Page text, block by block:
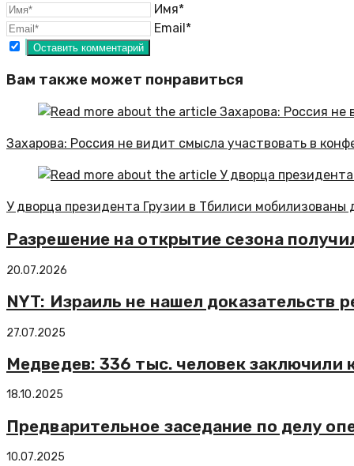
Имя*
Email*
Вам также может понравиться
Захарова: Россия не видит смысла участвовать в
У дворца президента Грузии в Тбилиси мобилизованы
Разрешение на открытие сезона
20.07.2026
NYT: Израиль не нашел доказательств
27.07.2025
Медведев: 336 тыс. человек заключили
18.10.2025
Предварительное заседание по делу
10.07.2025